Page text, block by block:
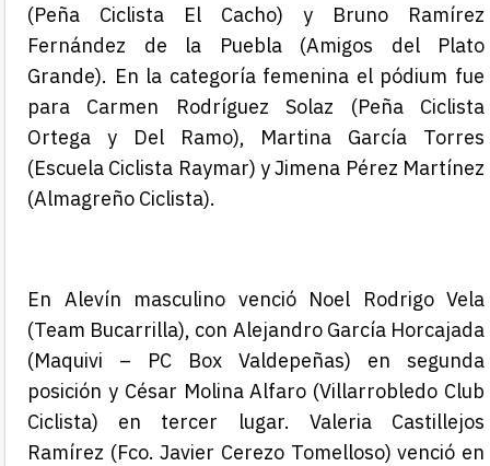
(Peña Ciclista El Cacho) y Bruno Ramírez
Fernández de la Puebla (Amigos del Plato
Grande). En la categoría femenina el pódium fue
para Carmen Rodríguez Solaz (Peña Ciclista
Ortega y Del Ramo), Martina García Torres
(Escuela Ciclista Raymar) y Jimena Pérez Martínez
(Almagreño Ciclista).
En Alevín masculino venció Noel Rodrigo Vela
(Team Bucarrilla), con Alejandro García Horcajada
(Maquivi – PC Box Valdepeñas) en segunda
posición y César Molina Alfaro (Villarrobledo Club
Ciclista) en tercer lugar. Valeria Castillejos
Ramírez (Fco. Javier Cerezo Tomelloso) venció en